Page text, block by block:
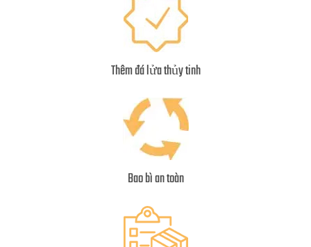
Thêm đá lửa thủy tinh
Bao bì an toàn